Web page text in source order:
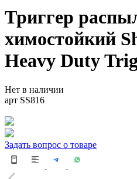
Триггер
химостойкий
Heavy Duty
Нет в наличии
арт SS816
Задать вопрос о товаре